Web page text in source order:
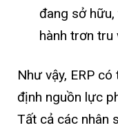
đang sở
hành trơn tru
Như vậy, ERP
định nguồn lực
Tất cả các nhân